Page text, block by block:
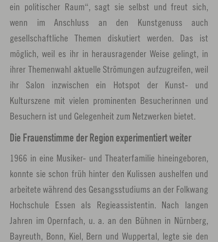
ein politischer Raum“, sagt sie selbst und freut sich,
wenn im Anschluss an den Kunstgenuss auch
gesellschaftliche Themen diskutiert werden. Das ist
möglich, weil es ihr in herausragender Weise gelingt, in
ihrer Themenwahl aktuelle Strömungen aufzugreifen, weil
ihr Salon inzwischen ein Hotspot der Kunst- und
Kulturszene mit vielen prominenten Besucherinnen und
Besuchern ist und Gelegenheit zum Netzwerken bietet.
Die Frauenstimme der Region experimentiert weiter
1966 in eine Musiker- und Theaterfamilie hineingeboren,
konnte sie schon früh hinter den Kulissen aushelfen und
arbeitete während des Gesangsstudiums an der Folkwang
Hochschule Essen als Regieassistentin. Nach langen
Jahren im Opernfach, u. a. an den Bühnen in Nürnberg,
Bayreuth, Bonn, Kiel, Bern und Wuppertal, legte sie den